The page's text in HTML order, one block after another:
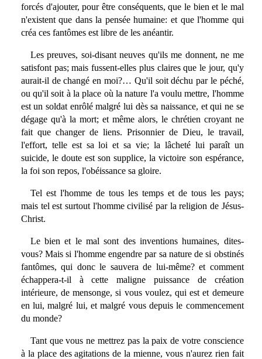
forcés d'ajouter, pour être conséquents, que le bien et le mal
n'existent que dans la pensée humaine: et que l'homme qui
créa ces fantômes est libre de les anéantir.
Les preuves, soi-disant neuves qu'ils me donnent, ne me
satisfont pas; mais fussent-elles plus claires que le jour, qu'y
aurait-il de changé en moi?… Qu'il soit déchu par le péché,
ou qu'il soit à la place où la nature l'a voulu mettre, l'homme
est un soldat enrôlé malgré lui dès sa naissance, et qui ne se
dégage qu'à la mort; et même alors, le chrétien croyant ne
fait que changer de liens. Prisonnier de Dieu, le travail,
l'effort, telle est sa loi et sa vie; la lâcheté lui paraît un
suicide, le doute est son supplice, la victoire son espérance,
la foi son repos, l'obéissance sa gloire.
Tel est l'homme de tous les temps et de tous les pays;
mais tel est surtout l'homme civilisé par la religion de Jésus-
Christ.
Le bien et le mal sont des inventions humaines, dites-
vous? Mais si l'homme engendre par sa nature de si obstinés
fantômes, qui donc le sauvera de lui-même? et comment
échappera-t-il à cette maligne puissance de création
intérieure, de mensonge, si vous voulez, qui est et demeure
en lui, malgré lui, et malgré vous depuis le commencement
du monde?
Tant que vous ne mettrez pas la paix de votre conscience
à la place des agitations de la mienne, vous n'aurez rien fait